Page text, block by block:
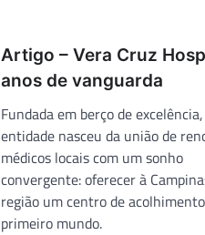
Artigo – Vera Cruz
anos de vanguarda
Fundada em berço de
entidade nasceu da união de
médicos locais com um sonho
convergente: oferecer à
região um centro de
primeiro mundo.